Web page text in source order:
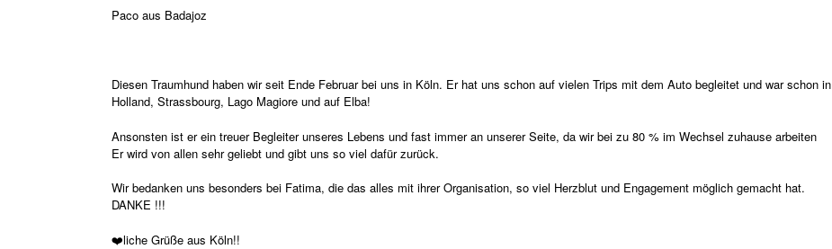
Paco aus Badajoz
Diesen Traumhund haben wir seit Ende Februar bei uns in Köln. Er hat uns schon auf vielen Trips mit dem Auto begleitet und war schon in
Holland, Strassbourg, Lago Magiore und auf Elba!
Ansonsten ist er ein treuer Begleiter unseres Lebens und fast immer an unserer Seite, da wir bei zu 80 % im Wechsel zuhause arbeiten
Er wird von allen sehr geliebt und gibt uns so viel dafür zurück.
Wir bedanken uns besonders bei Fatima, die das alles mit ihrer Organisation, so viel Herzblut und Engagement möglich gemacht hat.
DANKE !!!
❤️liche Grüße aus Köln!!